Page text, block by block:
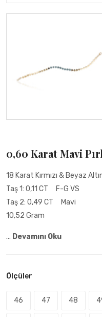
0,60 Karat Mavi
18 Karat Kırmızı & Beyaz
Taş 1: 0,11 CT F-G VS
Taş 2: 0,49 CT Mavi
10,52 Gram
... Devamını Oku
Ölçüler
46 47 48